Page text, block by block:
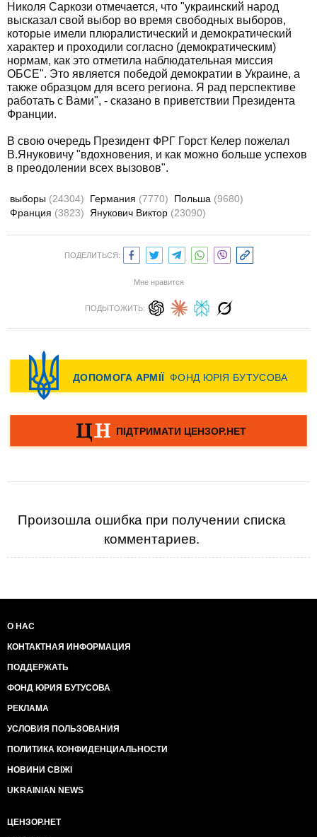
Николя Саркози отмечается, что "украинский народ
высказал свой выбор во время свободных выборов,
которые имели плюралистический и демократический
характер и проходили согласно (демократическим)
нормам, как это отметила наблюдательная миссия
ОБСЕ". Это является победой демократии в Украине, а
также образцом для всего региона. Я рад перспективе
работать с Вами", - сказано в приветствии Президента
Франции.
В свою очередь Президент ФРГ Горст Келер пожелал
В.Януковичу "вдохновения, и как можно больше успехов
в преодолении всех вызовов".
выборы (24304) Германия (7770) Польша (9680)
Франция (3823) Янукович Виктор (23090)
ПОДЕЛИТЬСЯ:
Мне нравится
ПОДЫТОЖИТЬ:
Произошла ошибка при получении списка
комментариев.
О НАС
КОНТАКТНАЯ ИНФОРМАЦИЯ
ПОДДЕРЖАТЬ
ФОНД ЮРИЯ БУТУСОВА
РЕКЛАМА
УСЛОВИЯ ПОЛЬЗОВАНИЯ
ПОЛИТИКА КОНФИДЕНЦИАЛЬНОСТИ
НОВИНИ СВІЖІ
UKRAINIAN NEWS
ЦЕНЗОР.НЕТ